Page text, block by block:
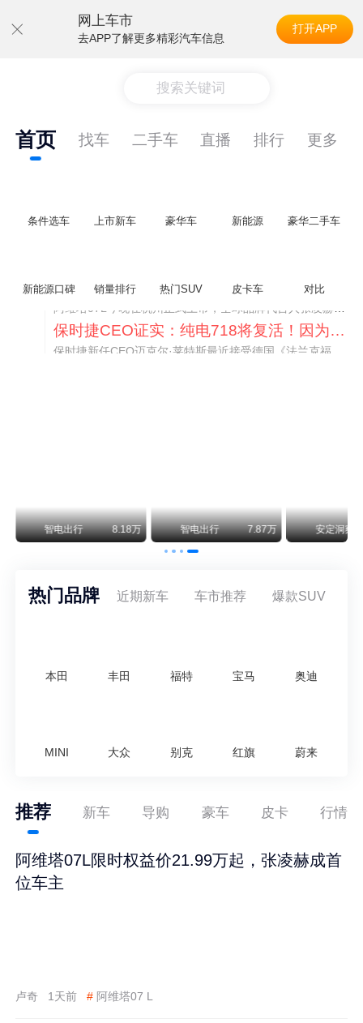
网上车市
去APP了解更多精彩汽车信息
打开APP
搜索关键词
首页 找车 二手车 直播 排行 更多
条件选车 上市新车 豪华车 新能源 豪华二手车
新能源口碑 销量排行 热门SUV 皮卡车 对比阿维塔07L限时权益价21.99万起，张凌赫成首位车主
保时捷CEO证实：纯电718将复活！因为奥迪需要
智电出行 8.18万 智电出行 7.87万 安定洞察
热门品牌 近期新车 车市推荐 爆款SUV
本田 丰田 福特 宝马 奥迪
MINI 大众 别克 红旗 蔚来
推荐 新车 导购 豪车 皮卡 行情
阿维塔07L限时权益价21.99万起，张凌赫成首
位车主
卢奇 1天前 # 阿维塔07 L